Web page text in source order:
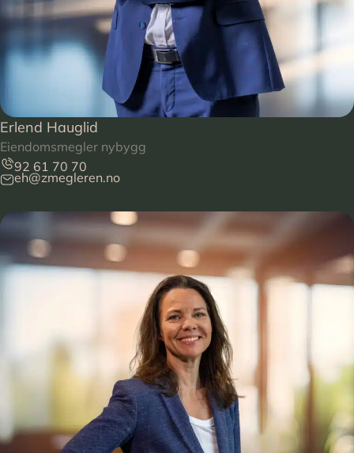
Erlend Hauglid
Eiendomsmegler nybygg
92 61 70 70
eh@zmegleren.no